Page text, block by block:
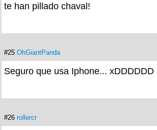
te han pillado chaval!
#25 OhGiantPanda
Seguro que usa Iphone... xDDDDDD
#26 rollercr